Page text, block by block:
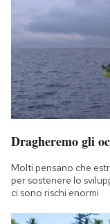
SHOP
CALENDARIO
AREA
Area
Notifiche
Regala il Post
Dragheremo gli
Molti pensano che
per sostenere lo
ci sono rischi enormi